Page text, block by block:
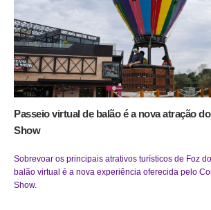
Passeio virtual de balão é a nova atração
Show
Sobrevoar os principais atrativos turísticos de Foz
balão virtual é a nova experiência oferecida pelo
Show.